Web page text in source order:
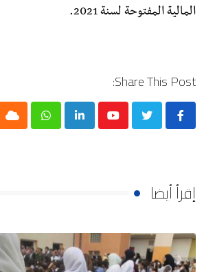
المالية المفتوحة لسنة 2021.
Share This Post:
Youtube
LinkedIn
إقرأ أيضا